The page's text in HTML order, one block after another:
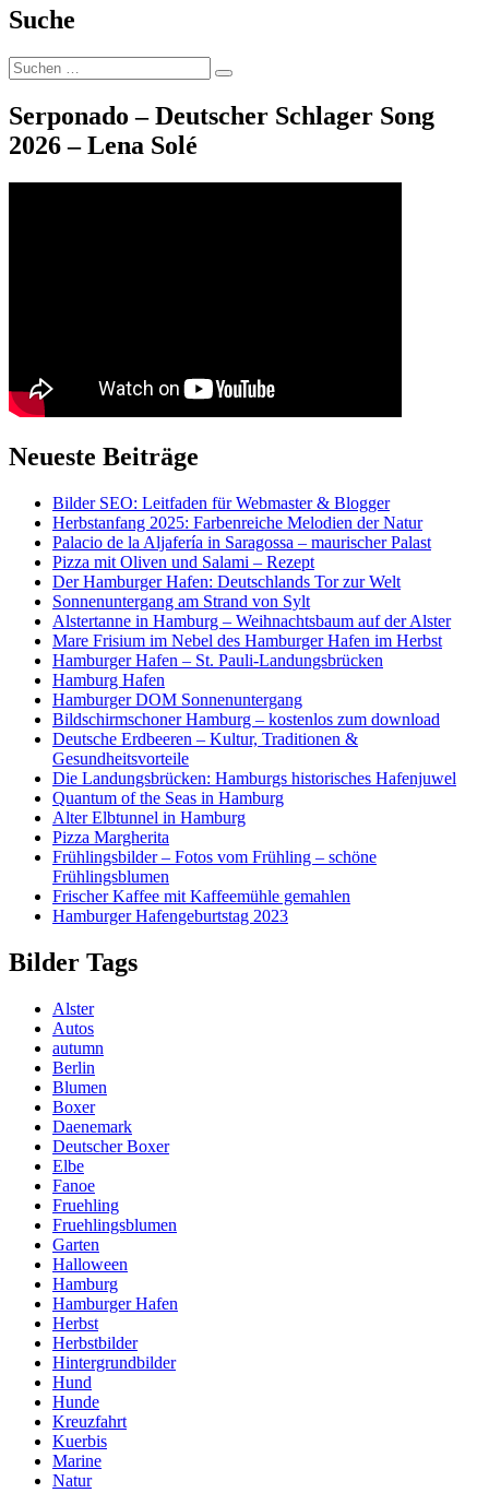
Suche
Suche
nach:
Suchen
Serponado – Deutscher Schlager Song
2026 – Lena Solé
Neueste Beiträge
Bilder SEO: Leitfaden für Webmaster & Blogger
Herbstanfang 2025: Farbenreiche Melodien der Natur
Palacio de la Aljafería in Saragossa – maurischer Palast
Pizza mit Oliven und Salami – Rezept
Der Hamburger Hafen: Deutschlands Tor zur Welt
Sonnenuntergang am Strand von Sylt
Alstertanne in Hamburg – Weihnachtsbaum auf der Alster
Mare Frisium im Nebel des Hamburger Hafen im Herbst
Hamburger Hafen – St. Pauli-Landungsbrücken
Hamburg Hafen
Hamburger DOM Sonnenuntergang
Bildschirmschoner Hamburg – kostenlos zum download
Deutsche Erdbeeren – Kultur, Traditionen &
Gesundheitsvorteile
Die Landungsbrücken: Hamburgs historisches Hafenjuwel
Quantum of the Seas in Hamburg
Alter Elbtunnel in Hamburg
Pizza Margherita
Frühlingsbilder – Fotos vom Frühling – schöne
Frühlingsblumen
Frischer Kaffee mit Kaffeemühle gemahlen
Hamburger Hafengeburtstag 2023
Bilder Tags
Alster
Autos
autumn
Berlin
Blumen
Boxer
Daenemark
Deutscher Boxer
Elbe
Fanoe
Fruehling
Fruehlingsblumen
Garten
Halloween
Hamburg
Hamburger Hafen
Herbst
Herbstbilder
Hintergrundbilder
Hund
Hunde
Kreuzfahrt
Kuerbis
Marine
Natur